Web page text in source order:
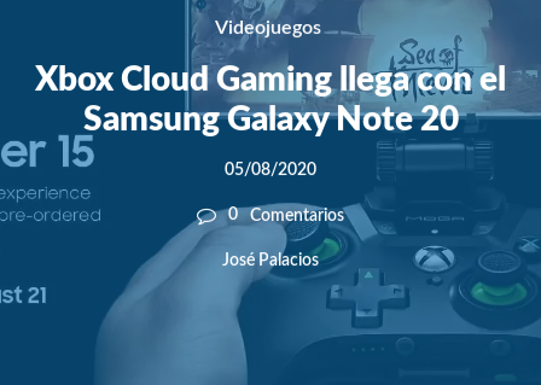
Videojuegos
Xbox Cloud Gaming llega con el
Samsung Galaxy Note 20
05/08/2020
0 Comentarios
José Palacios